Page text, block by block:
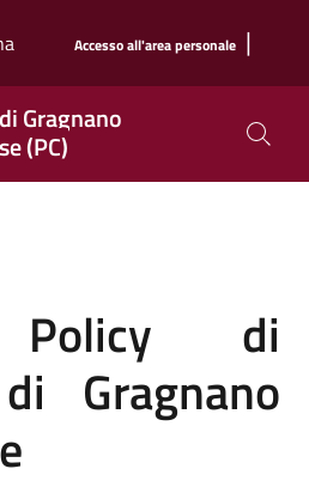
Accesso all'area personale |
Gragnano
(PC)
Policy di
Gragnano